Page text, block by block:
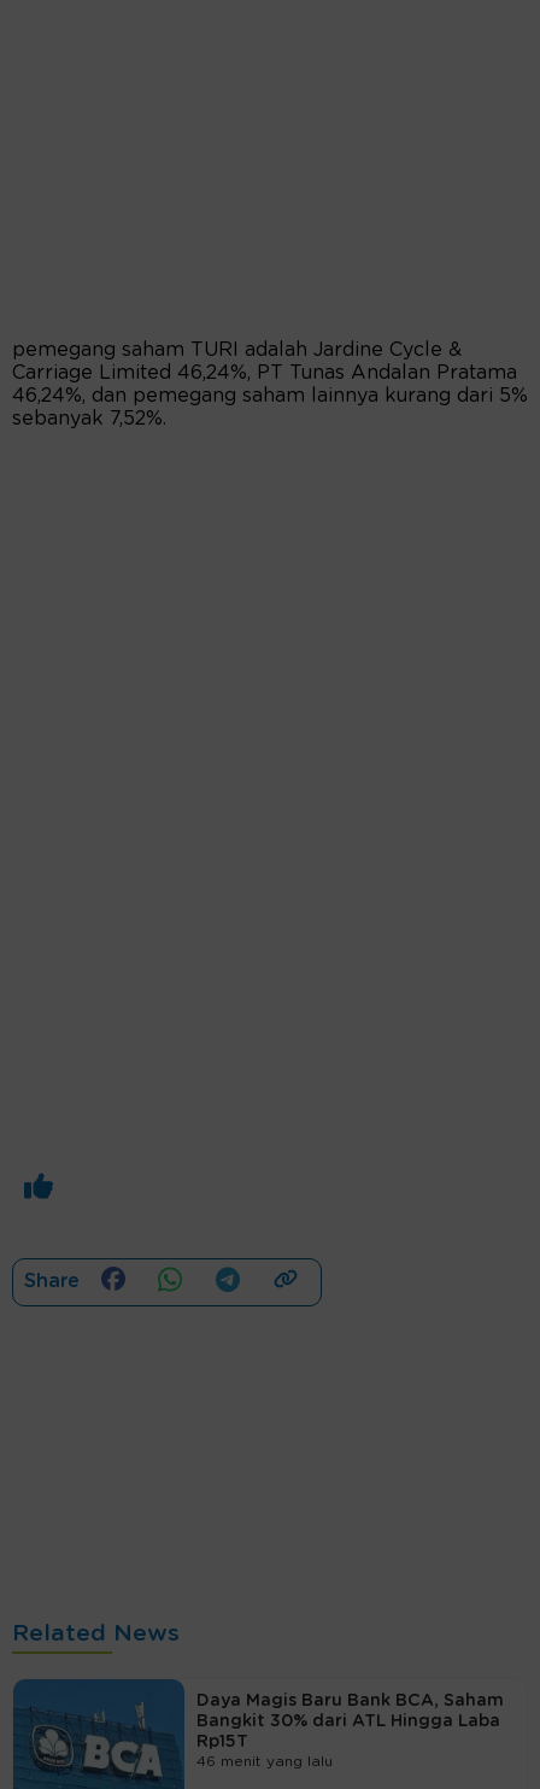
pemegang saham TURI adalah Jardine Cycle &
Carriage Limited 46,24%, PT Tunas Andalan Pratama
46,24%, dan pemegang saham lainnya kurang dari 5%
sebanyak 7,52%.
Share
Related News
Daya Magis Baru Bank BCA, Saham
Bangkit 30% dari ATL Hingga Laba
Rp15T
46 menit yang lalu